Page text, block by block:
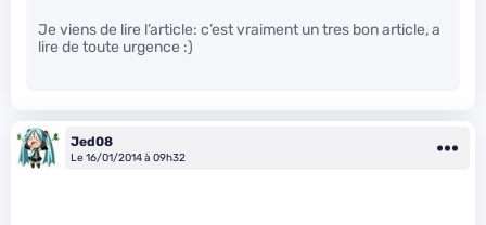
Je viens de lire l’article: c’est vraiment un tres bon article, a
lire de toute urgence :)
Jed08
Le 16/01/2014 à 09h32